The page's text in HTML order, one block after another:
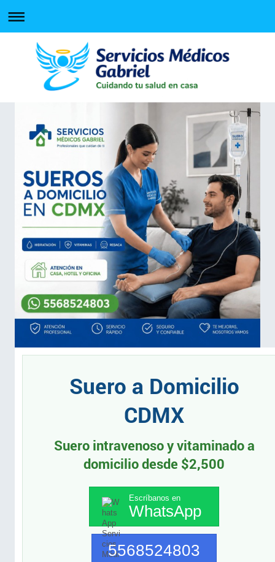
Suero a Domicilio
CDMX
Suero intravenoso y vitaminado a
domicilio desde $2,500
Escríbanos en
WhatsApp
5568524803